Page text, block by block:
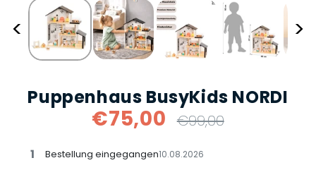
< >
Puppenhaus BusyKids NORDI
€75,00
Normaler
€99,00
1 Bestellung eingegangen10.08.2026